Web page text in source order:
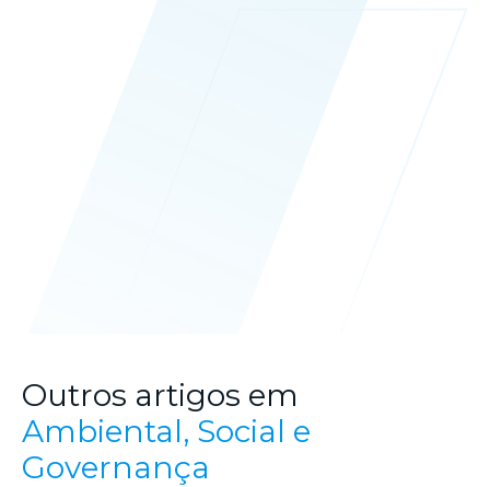
Outros artigos em
Ambiental, Social e
Governança